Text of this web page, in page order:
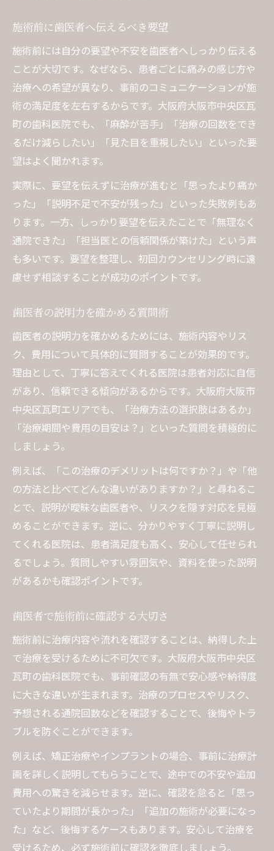
施術前に歯医者へ伝えるべき要望
施術前には自分の要望や不安を歯医者へしっかり伝える
ことが大切です。なぜなら、患者ごとに痛みの感じ方や
治療への希望が異なり、事前のコミュニケーションが施
術の満足度を左右するからです。大阪府大阪市中央区瓦
町の歯科医院でも、「麻酔が苦手」「治療の回数をでき
るだけ減らしたい」「見た目を重視したい」といった要
望はよく聞かれます。
実際に、要望を伝えずに治療が進むと「思ったより痛か
った」「説明不足で不安が残った」といった失敗例もあ
ります。一方、しっかり要望を伝えたことで「無理なく
通院できた」「担当医との信頼関係が築けた」という声
も多いです。要望を整理し、初回カウンセリング時に遠
慮せず相談することが成功のポイントです。
歯医者の説明力を確かめる質問術
歯医者の説明力を確かめるためには、施術内容やリス
ク、費用について具体的に質問することが効果的です。
理由として、丁寧に答えてくれる医院は患者対応に自信
があり、信頼できる傾向があるからです。大阪府大阪市
中央区瓦町エリアでも、「治療方法の選択肢はあるか」
「治療期間や費用の目安は？」といった質問を積極的に
しましょう。
例えば、「この治療のデメリットは何ですか？」や「他
の方法と比べてどんな違いがありますか？」と尋ねるこ
とで、説明が曖昧な歯医者や、リスクを隠す対応を見極
めることができます。逆に、分かりやすく丁寧に説明し
てくれる医院は、患者満足度も高く、安心して任せられ
るでしょう。質問しやすい雰囲気や、資料を使った説明
があるかも確認ポイントです。
歯医者で施術前に確認する大切さ
施術前に治療内容や流れを確認することは、納得した上
で治療を受けるために不可欠です。大阪府大阪市中央区
瓦町の歯科医院でも、事前確認の有無で安心感や納得度
に大きな違いが生まれます。治療のプロセスやリスク、
予想される通院回数などを確認することで、後悔やトラ
ブルを防ぐことができます。
例えば、矯正治療やインプラントの場合、事前に治療計
画を詳しく説明してもらうことで、途中での不安や追加
費用への驚きを減らせます。逆に、確認を怠ると「思っ
ていたより期間が長かった」「追加の施術が必要になっ
た」など、後悔するケースもあります。安心して治療を
受けるため、必ず施術前に確認を徹底しましょう。